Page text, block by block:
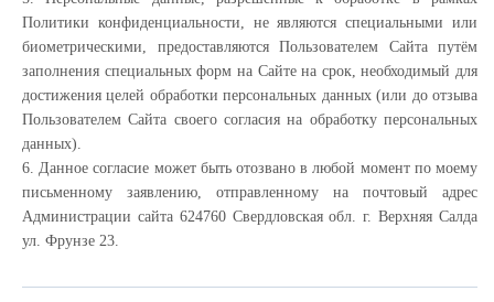
Политики конфиденциальности, не являются специальными или
биометрическими, предоставляются Пользователем Сайта путём
заполнения специальных форм на Сайте на срок, необходимый для
достижения целей обработки персональных данных (или до отзыва
Пользователем Сайта своего согласия на обработку персональных
данных).
6. Данное согласие может быть отозвано в любой момент по моему
письменному заявлению, отправленному на почтовый адрес
Администрации сайта 624760 Свердловская обл. г. Верхняя Салда
ул. Фрунзе 23.